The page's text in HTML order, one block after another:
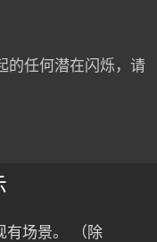
的任何潜在闪烁，请
有场景。 （除